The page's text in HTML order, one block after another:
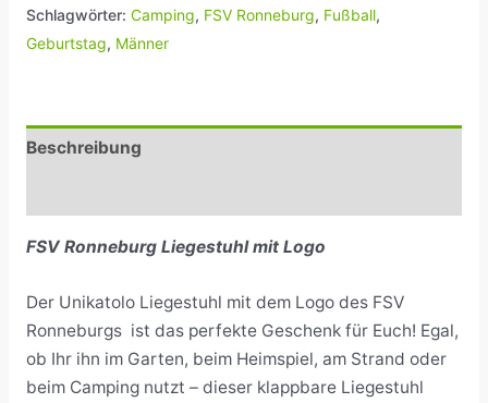
Schlagwörter: Camping, FSV Ronneburg, Fußball,
Geburtstag, Männer
Beschreibung
FSV Ronneburg Liegestuhl mit Logo
Der Unikatolo Liegestuhl mit dem Logo des FSV
Ronneburgs ist das perfekte Geschenk für Euch! Egal,
ob Ihr ihn im Garten, beim Heimspiel, am Strand oder
beim Camping nutzt – dieser klappbare Liegestuhl